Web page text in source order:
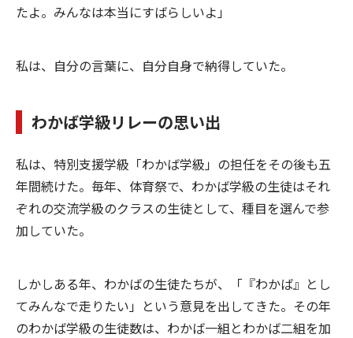
たよ。みんなは本当にすばらしいよ」
私は、自分の言葉に、自分自身で納得していた。
わかば学級リレーの思い出
私は、特別支援学級「わかば学級」の担任をその後も五
年間続けた。毎年、体育祭で、わかば学級の生徒はそれ
ぞれの交流学級のクラスの生徒として、種目を選んで参
加していた。
しかしある年、わかばの生徒たちが、「『わかば』とし
てみんなで走りたい」という意見を出してきた。その年
のわかば学級の生徒数は、わかば一組とわかば二組を加